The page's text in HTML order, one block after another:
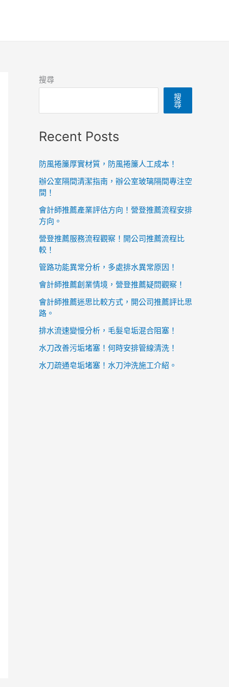
搜尋
搜
尋
Recent Posts
防風捲簾厚實材質，防風捲簾人工成本！
辦公室隔間清潔指南，辦公室玻璃隔間專注空
間！
會計師推薦產業評估方向！營登推薦流程安排
方向。
營登推薦服務流程觀察！開公司推薦流程比
較！
管路功能異常分析，多處排水異常原因！
會計師推薦創業情境，營登推薦疑問觀察！
會計師推薦迷思比較方式，開公司推薦評比思
路。
排水流速變慢分析，毛髮皂垢混合阻塞！
水刀改善污垢堵塞！何時安排管線清洗！
水刀疏通皂垢堵塞！水刀沖洗施工介紹。